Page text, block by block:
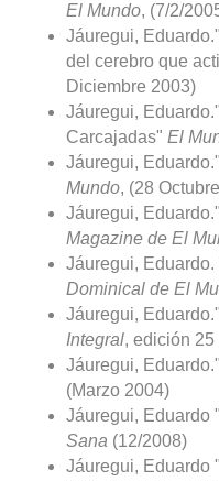
El Mundo, (7/2/
Jáuregui,
del cerebro que
Diciembre 2003)
Jáuregui,
Carcajadas" El
Jáuregui,
Mundo, (28
Jáuregui,
Magazine de El
Jáuregui,
Dominical de El
Jáuregui,
Integral, edición
Jáuregui,
(Marzo 2004)
Jáuregui, Eduardo
Sana (12/2008)
Jáuregui, Eduardo